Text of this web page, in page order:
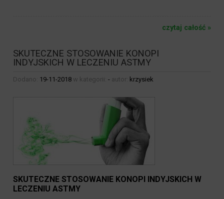
czytaj całość »
SKUTECZNE STOSOWANIE KONOPI
INDYJSKICH W LECZENIU ASTMY
Dodano: 19-11-2018 w kategorii: - autor: krzysiek
SKUTECZNE STOSOWANIE KONOPI INDYJSKICH W
LECZENIU ASTMY